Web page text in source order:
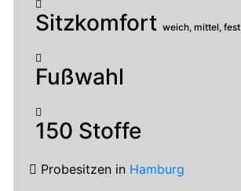
Sitzkomfort weich, mittel, fest
Fußwahl
150 Stoffe
Probesitzen in Hamburg